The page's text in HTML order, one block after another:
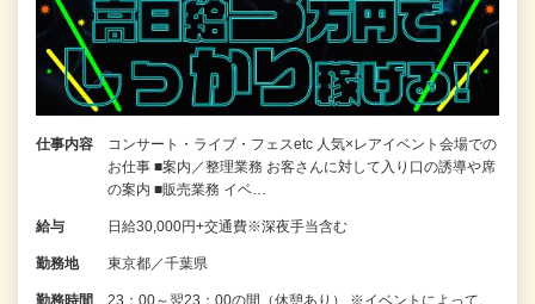
仕事内容
コンサート・ライブ・フェスetc 人気×レアイベント会場での
お仕事 ■案内／整理業務 お客さんに対して入り口の誘導や席
の案内 ■販売業務 イベ…
給与 日給30,000円+交通費※深夜手当含む
勤務地 東京都／千葉県
勤務時間
23：00～翌23：00の間（休憩あり） ※イベントによって、